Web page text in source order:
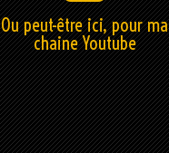
Ou peut-être ici, pour ma
chaine Youtube